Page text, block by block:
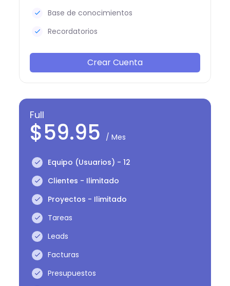
Base de conocimientos
Recordatorios
Crear Cuenta
Full
$59.95 / Mes
Equipo (Usuarios) - 12
Clientes - Ilimitado
Proyectos - Ilimitado
Tareas
Leads
Facturas
Presupuestos